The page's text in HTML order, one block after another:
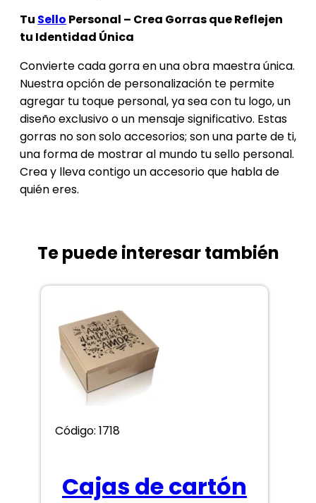
Tu Sello Personal – Crea Gorras que Reflejen
tu Identidad Única
Convierte cada gorra en una obra maestra única.
Nuestra opción de personalización te permite
agregar tu toque personal, ya sea con tu logo, un
diseño exclusivo o un mensaje significativo. Estas
gorras no son solo accesorios; son una parte de ti,
una forma de mostrar al mundo tu sello personal.
Crea y lleva contigo un accesorio que habla de
quién eres.
Te puede interesar también
Código: 1718
Cajas de cartón